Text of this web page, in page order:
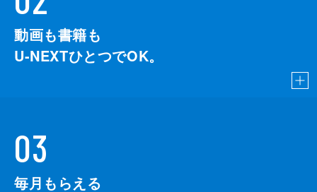
動画も書籍も
U-NEXTひとつでOK。
03
毎月もらえる